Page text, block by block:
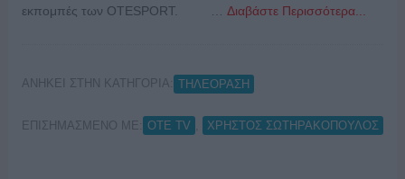
εκπομπές των OTESPORT. … Διαβάστε Περισσότερα...
ΑΝΗΚΕΙ ΣΤΗΝ ΚΑΤΗΓΟΡΙΑ: ΤΗΛΕΟΡΑΣΗ
ΕΠΙΣΗΜΑΣΜΕΝΟ ΜΕ: OTE TV ΧΡΗΣΤΟΣ ΣΩΤΗΡΑΚΟΠΟΥΛΟΣ